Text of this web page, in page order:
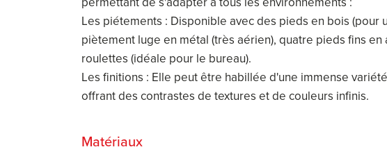
Les piétements : Disponible avec des pieds en bois (pour
piètement luge en métal (très aérien), quatre pieds fins
roulettes (idéale pour le bureau).
Les finitions : Elle peut être habillée d'une immense
offrant des contrastes de textures et de couleurs infinis.
Matériaux